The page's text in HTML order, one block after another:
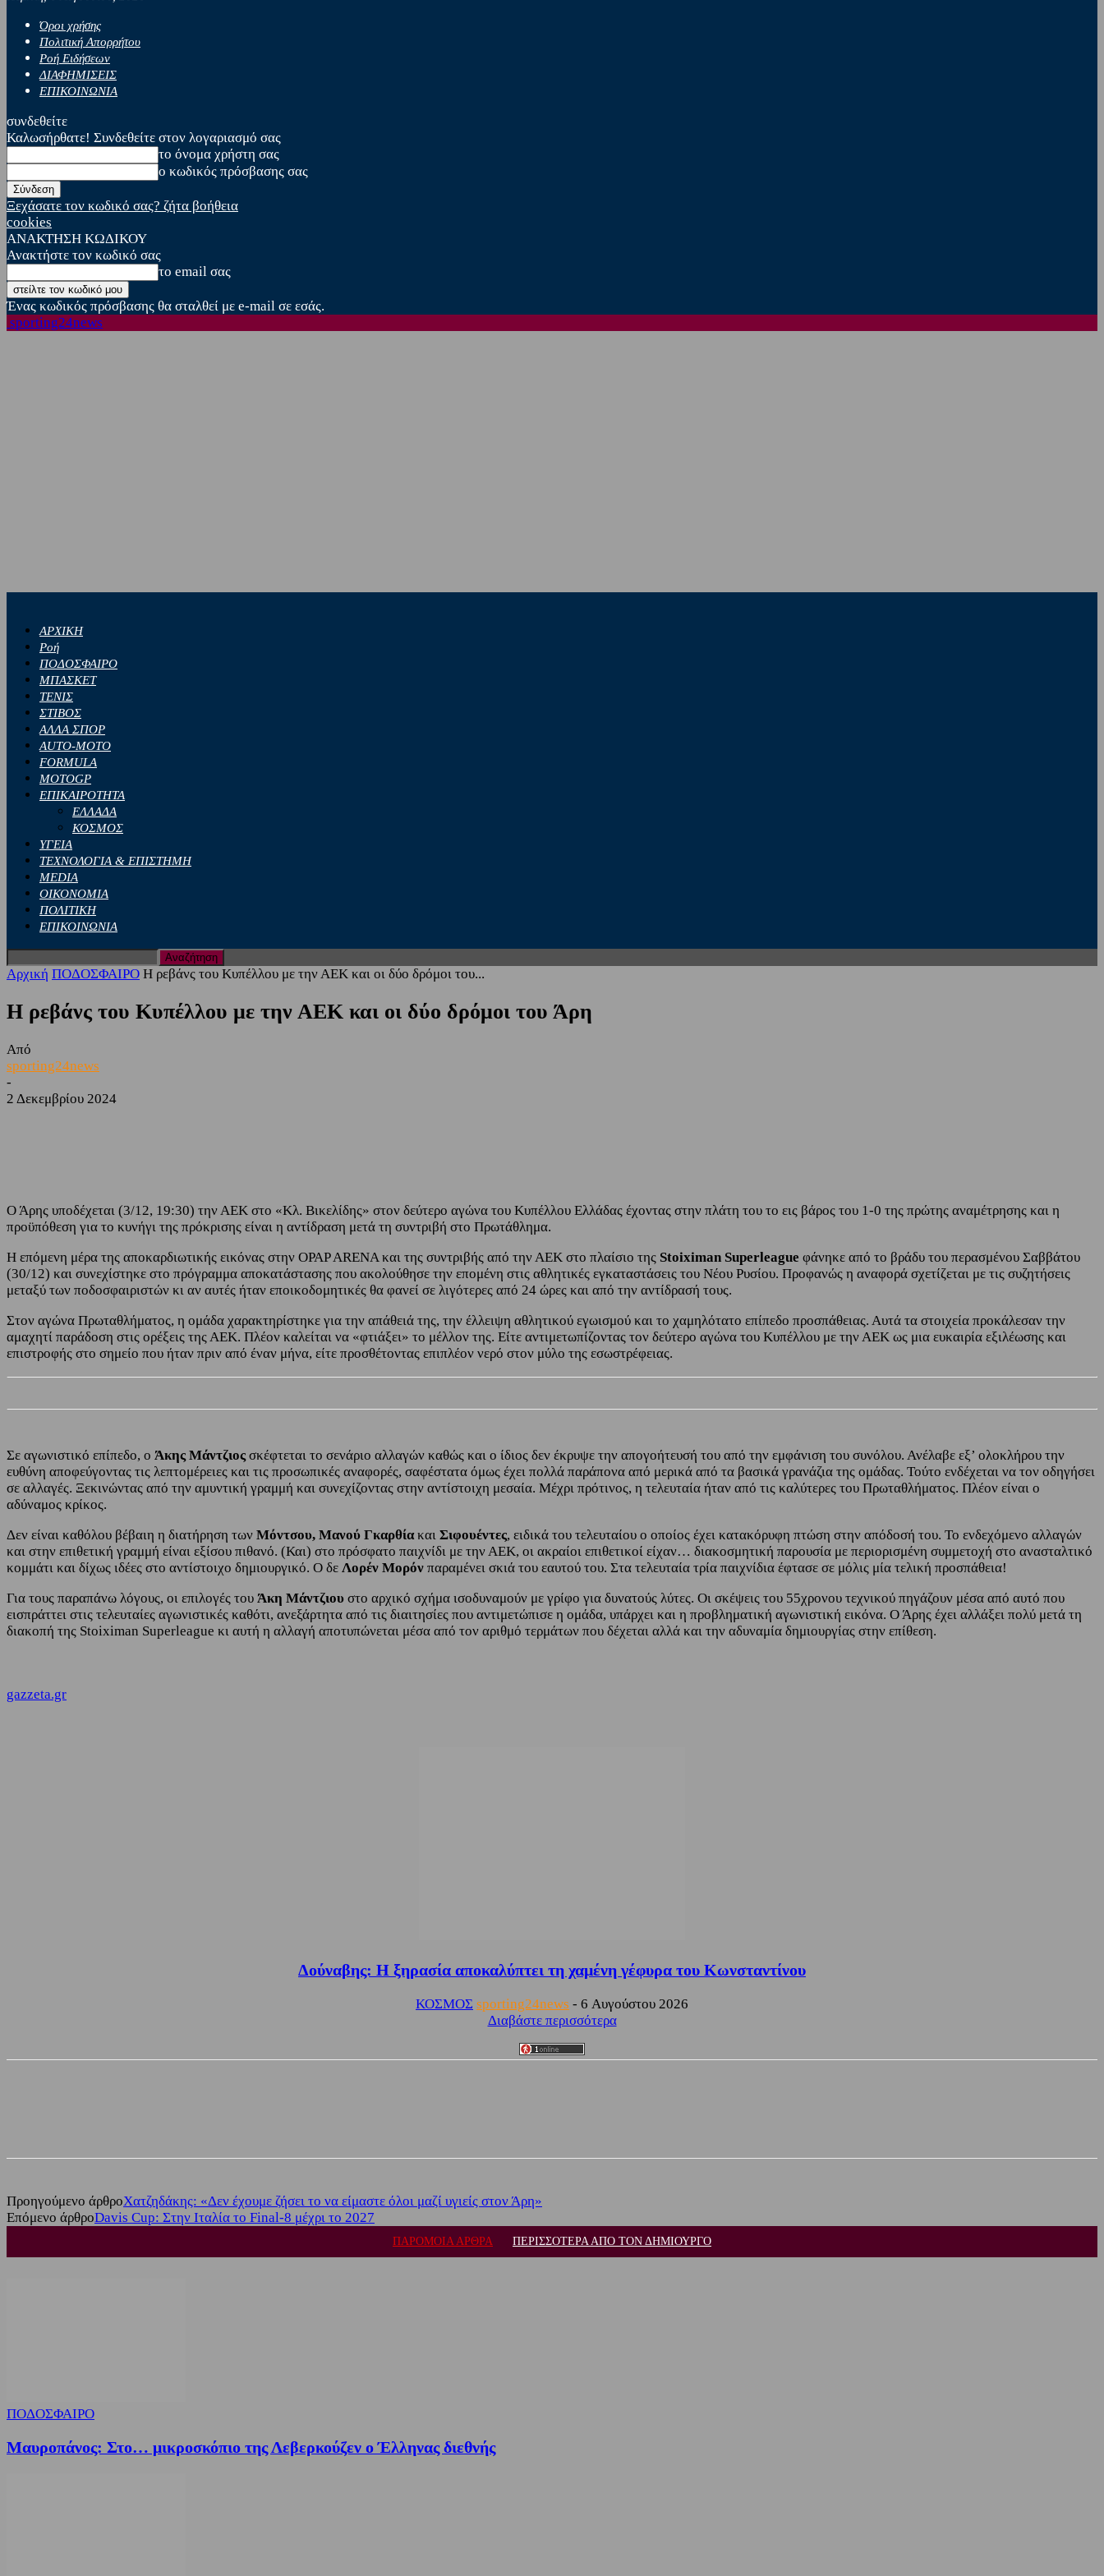
Όροι χρήσης
Πολιτική Απορρήτου
Ροή Ειδήσεων
ΔΙΑΦΗΜΙΣΕΙΣ
ΕΠΙΚΟΙΝΩΝΙΑ
συνδεθείτε
Καλωσήρθατε! Συνδεθείτε στον λογαριασμό σας
το όνομα χρήστη σας
ο κωδικός πρόσβασης σας
Ξεχάσατε τον κωδικό σας? ζήτα βοήθεια
cookies
ΑΝΑΚΤΗΣΗ ΚΩΔΙΚΟΥ
Ανακτήστε τον κωδικό σας
το email σας
Ένας κωδικός πρόσβασης θα σταλθεί με e-mail σε εσάς.
sporting24news
ΑΡΧΙΚΗ
Ροή
ΠΟΔΟΣΦΑΙΡΟ
ΜΠΑΣΚΕΤ
ΤΕΝΙΣ
ΣΤΙΒΟΣ
ΑΛΛΑ ΣΠΟΡ
AUTO-MOTO
FORMULA
MOTOGP
ΕΠΙΚΑΙΡΟΤΗΤΑ
ΕΛΛΑΔΑ
ΚΟΣΜΟΣ
ΥΓΕΙΑ
ΤΕΧΝΟΛΟΓΙΑ & ΕΠΙΣΤΗΜΗ
MEDIA
ΟΙΚΟΝΟΜΙΑ
ΠΟΛΙΤΙΚΗ
ΕΠΙΚΟΙΝΩΝΙΑ
Αρχική ΠΟΔΟΣΦΑΙΡΟ Η ρεβάνς του Κυπέλλου με την ΑΕΚ και οι δύο δρόμοι του...
Η ρεβάνς του Κυπέλλου με την ΑΕΚ και οι δύο δρόμοι του Άρη
Από
sporting24news
-
2 Δεκεμβρίου 2024
Ο Άρης υποδέχεται (3/12, 19:30) την ΑΕΚ στο «Κλ. Βικελίδης» στον δεύτερο αγώνα του Κυπέλλου Ελλάδας έχοντας στην πλάτη του το εις βάρος του 1-0 της πρώτης αναμέτρησης και η
προϋπόθεση για το κυνήγι της πρόκρισης είναι η αντίδραση μετά τη συντριβή στο Πρωτάθλημα.
Η επόμενη μέρα της αποκαρδιωτικής εικόνας στην OPAP ARENA και της συντριβής από την ΑΕΚ στο πλαίσιο της Stoiximan Superleague φάνηκε από το βράδυ του περασμένου Σαββάτου
(30/12) και συνεχίστηκε στο πρόγραμμα αποκατάστασης που ακολούθησε την επομένη στις αθλητικές εγκαταστάσεις του Νέου Ρυσίου. Προφανώς η αναφορά σχετίζεται με τις συζητήσεις
μεταξύ των ποδοσφαιριστών κι αν αυτές ήταν εποικοδομητικές θα φανεί σε λιγότερες από 24 ώρες και από την αντίδρασή τους.
Στον αγώνα Πρωταθλήματος, η ομάδα χαρακτηρίστηκε για την απάθειά της, την έλλειψη αθλητικού εγωισμού και το χαμηλότατο επίπεδο προσπάθειας. Αυτά τα στοιχεία προκάλεσαν την
αμαχητί παράδοση στις ορέξεις της ΑΕΚ. Πλέον καλείται να «φτιάξει» το μέλλον της. Είτε αντιμετωπίζοντας τον δεύτερο αγώνα του Κυπέλλου με την ΑΕΚ ως μια ευκαιρία εξιλέωσης και
επιστροφής στο σημείο που ήταν πριν από έναν μήνα, είτε προσθέτοντας επιπλέον νερό στον μύλο της εσωστρέφειας.
Σε αγωνιστικό επίπεδο, ο Άκης Μάντζιος σκέφτεται το σενάριο αλλαγών καθώς και ο ίδιος δεν έκρυψε την απογοήτευσή του από την εμφάνιση του συνόλου. Ανέλαβε εξ’ ολοκλήρου την
ευθύνη αποφεύγοντας τις λεπτομέρειες και τις προσωπικές αναφορές, σαφέστατα όμως έχει πολλά παράπονα από μερικά από τα βασικά γρανάζια της ομάδας. Τούτο ενδέχεται να τον οδηγήσει
σε αλλαγές. Ξεκινώντας από την αμυντική γραμμή και συνεχίζοντας στην αντίστοιχη μεσαία. Μέχρι πρότινος, η τελευταία ήταν από τις καλύτερες του Πρωταθλήματος. Πλέον είναι ο
αδύναμος κρίκος.
Δεν είναι καθόλου βέβαιη η διατήρηση των Μόντσου, Μανού Γκαρθίακαι Σιφουέντες, ειδικά του τελευταίου ο οποίος έχει κατακόρυφη πτώση στην απόδοσή του. Το ενδεχόμενο αλλαγών
και στην επιθετική γραμμή είναι εξίσου πιθανό. (Και) στο πρόσφατο παιχνίδι με την ΑΕΚ, οι ακραίοι επιθετικοί είχαν… διακοσμητική παρουσία με περιορισμένη συμμετοχή στο ανασταλτικό
κομμάτι και δίχως ιδέες στο αντίστοιχο δημιουργικό. Ο δε Λορέν Μορόν παραμένει σκιά του εαυτού του. Στα τελευταία τρία παιχνίδια έφτασε σε μόλις μία τελική προσπάθεια!
Για τους παραπάνω λόγους, οι επιλογές του Άκη Μάντζιου στο αρχικό σχήμα ισοδυναμούν με γρίφο για δυνατούς λύτες. Οι σκέψεις του 55χρονου τεχνικού πηγάζουν μέσα από αυτό που
εισπράττει στις τελευταίες αγωνιστικές καθότι, ανεξάρτητα από τις διαιτησίες που αντιμετώπισε η ομάδα, υπάρχει και η προβληματική αγωνιστική εικόνα. Ο Άρης έχει αλλάξει πολύ μετά τη
διακοπή της Stoiximan Superleague κι αυτή η αλλαγή αποτυπώνεται μέσα από τον αριθμό τερμάτων που δέχεται αλλά και την αδυναμία δημιουργίας στην επίθεση.
gazzeta.gr
Δούναβης: Η ξηρασία αποκαλύπτει τη χαμένη γέφυρα του Κωνσταντίνου
ΚΟΣΜΟΣ sporting24news - 6 Αυγούστου 2026
Διαβάστε περισσότερα
Προηγούμενο άρθροΧατζηδάκης: «Δεν έχουμε ζήσει το να είμαστε όλοι μαζί υγιείς στον Άρη»
Επόμενο άρθροDavis Cup: Στην Ιταλία το Final-8 μέχρι το 2027
ΠΑΡΟΜΟΙΑ ΑΡΘΡΑ ΠΕΡΙΣΣΟΤΕΡΑ ΑΠΟ ΤΟΝ ΔΗΜΙΟΥΡΓΟ
ΠΟΔΟΣΦΑΙΡΟ
Μαυροπάνος: Στο… μικροσκόπιο της Λεβερκούζεν ο Έλληνας διεθνής